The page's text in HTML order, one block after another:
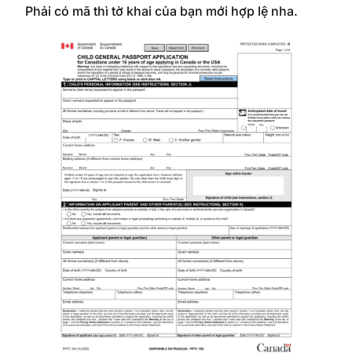
Phải có mã thì tờ khai của bạn mới hợp lệ nha.